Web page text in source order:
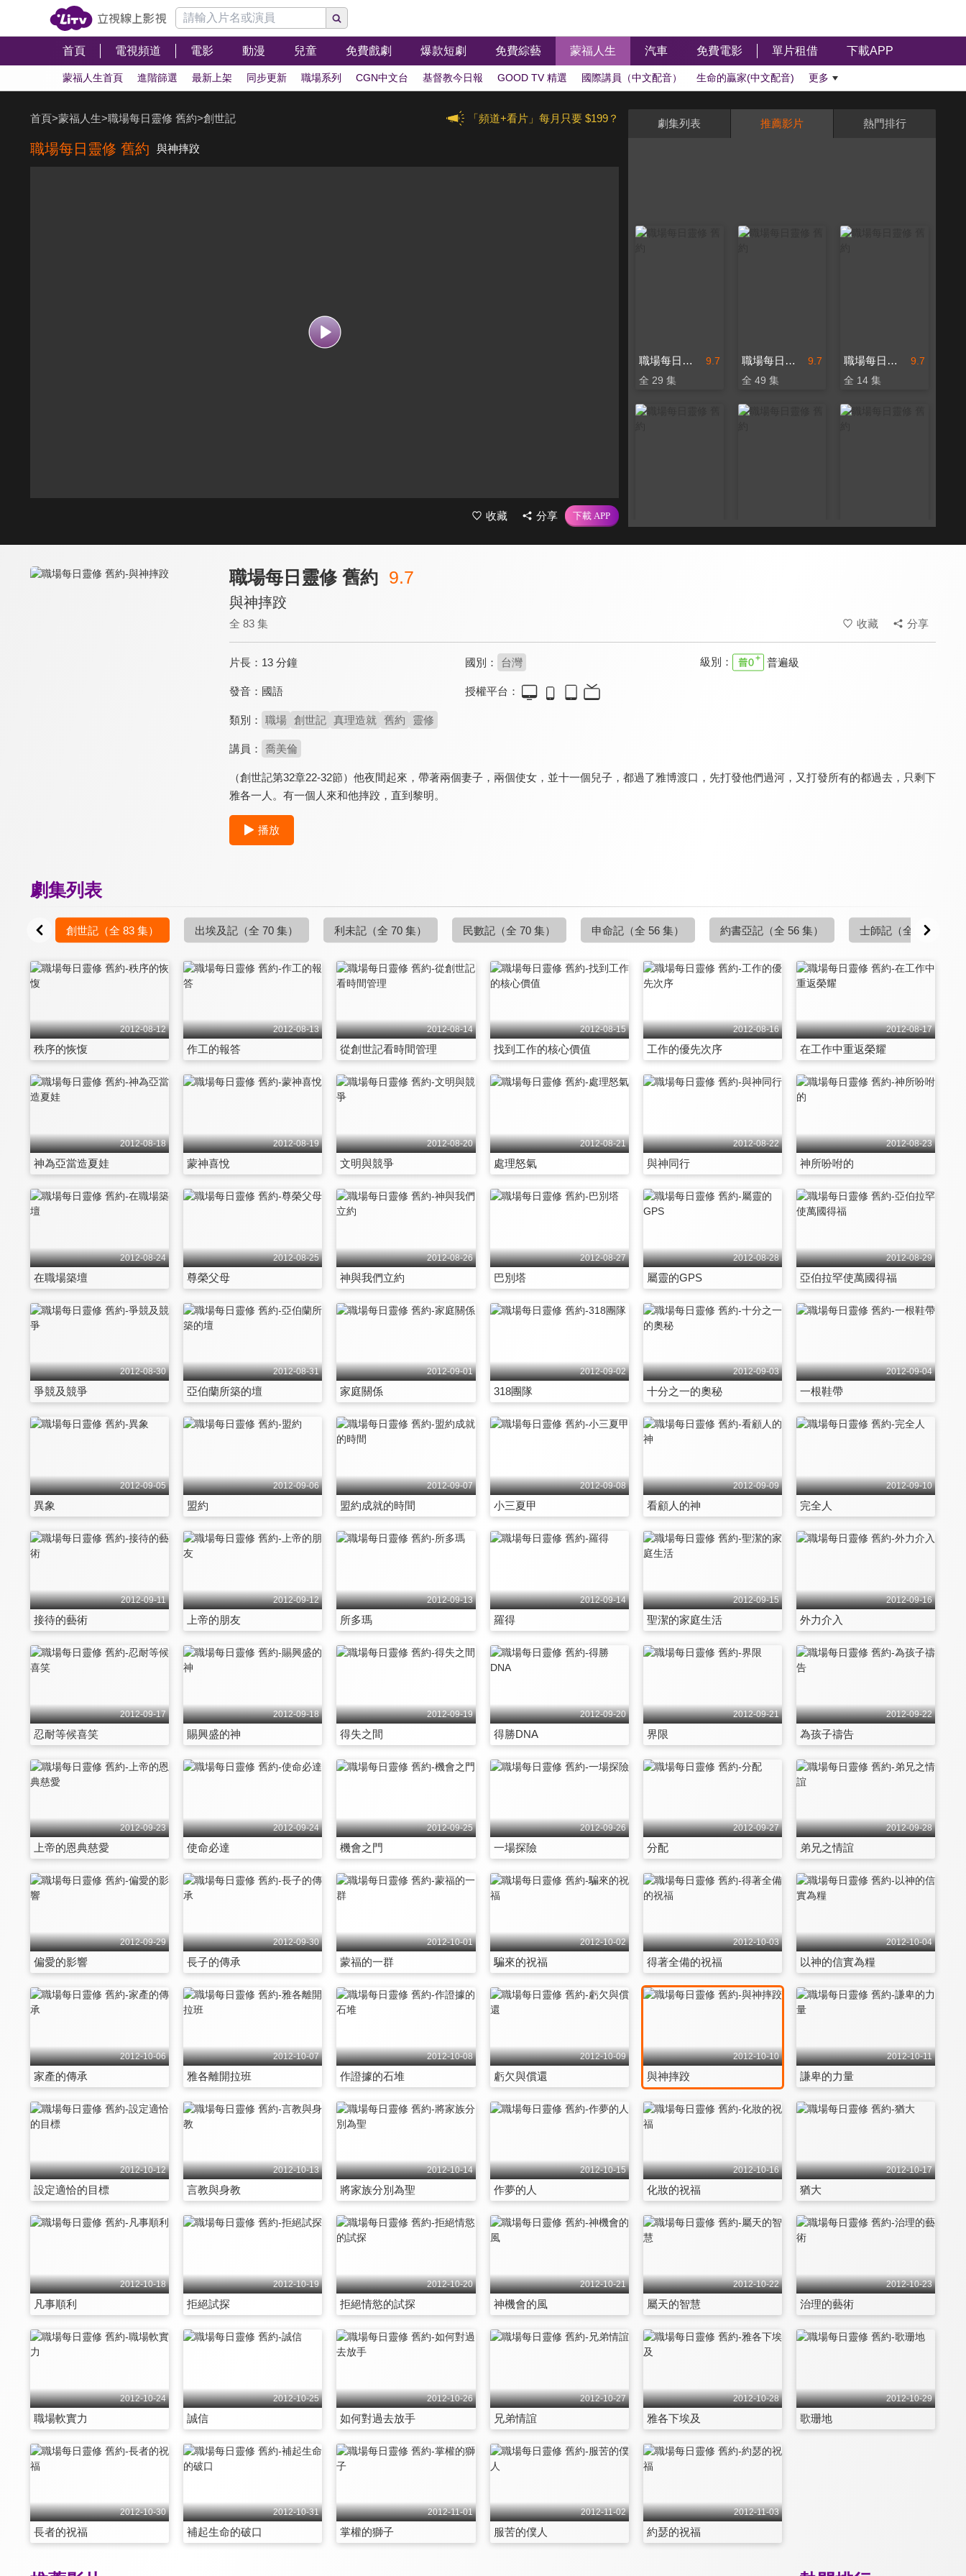
首頁 電視頻道 電影 動漫 兒童 免費戲劇 爆款短劇 免費綜藝 蒙福人生 汽車 免費電影 單片租借 下載APP
蒙福人生首頁 進階篩選 最新上架 同步更新 職場系列 CGN中文台 基督教今日報 GOOD TV 精選 國際講員（中文配音） 生命的贏家(中文配音) 更多
「頻道+看片」每月只要 $199？
首頁>蒙福人生>職場每日靈修 舊約>創世記
職場每日靈修 舊約 與神摔跤
收藏 分享
劇集列表 推薦影片 熱門排行
9.7
職場每日靈修 舊約
全 29 集
9.7
職場每日靈修 舊約
全 49 集
9.7
職場每日靈修 舊約
全 14 集
全 21 集 全 42 集 全 21 集
職場每日靈修 舊約 9.7
與神摔跤
全 83 集 收藏 分享
片長： 13 分鐘 國別： 台灣 級別： 普遍級
發音： 國語 授權平台：
類別： 職場 創世記 真理造就 舊約 靈修
講員： 喬美倫
（創世記第32章22-32節）他夜間起來，帶著兩個妻子，兩個使女，並十一個兒子，都過了雅博渡口，先打發他們過河，又打發所有的都過去，只剩下
雅各一人。有一個人來和他摔跤，直到黎明。
播放
劇集列表
創世記 （全 83 集） 出埃及記 （全 70 集） 利未記 （全 70 集） 民數記 （全 70 集） 申命記 （全 56 集） 約書亞記 （全 56 集） 士師記 （全 38 集）
2012-08-12
秩序的恢愎
2012-08-13
作工的報答
2012-08-14
從創世記看時間管理
2012-08-15
找到工作的核心價值
2012-08-16
工作的優先次序
2012-08-17
在工作中重返榮耀
2012-08-18
神為亞當造夏娃
2012-08-19
蒙神喜悅
2012-08-20
文明與競爭
2012-08-21
處理怒氣
2012-08-22
與神同行
2012-08-23
神所吩咐的
2012-08-24
在職場築壇
2012-08-25
尊榮父母
2012-08-26
神與我們立約
2012-08-27
巴別塔
2012-08-28
屬靈的GPS
2012-08-29
亞伯拉罕使萬國得福
2012-08-30
爭競及競爭
2012-08-31
亞伯蘭所築的壇
2012-09-01
家庭關係
2012-09-02
318團隊
2012-09-03
十分之一的奧秘
2012-09-04
一根鞋帶
2012-09-05
異象
2012-09-06
盟約
2012-09-07
盟約成就的時間
2012-09-08
小三夏甲
2012-09-09
看顧人的神
2012-09-10
完全人
2012-09-11
接待的藝術
2012-09-12
上帝的朋友
2012-09-13
所多瑪
2012-09-14
羅得
2012-09-15
聖潔的家庭生活
2012-09-16
外力介入
2012-09-17
忍耐等候喜笑
2012-09-18
賜興盛的神
2012-09-19
得失之間
2012-09-20
得勝DNA
2012-09-21
界限
2012-09-22
為孩子禱告
2012-09-23
上帝的恩典慈愛
2012-09-24
使命必達
2012-09-25
機會之門
2012-09-26
一場探險
2012-09-27
分配
2012-09-28
弟兄之情誼
2012-09-29
偏愛的影響
2012-09-30
長子的傳承
2012-10-01
蒙福的一群
2012-10-02
騙來的祝福
2012-10-03
得著全備的祝福
2012-10-04
以神的信實為糧
2012-10-06
家產的傳承
2012-10-07
雅各離開拉班
2012-10-08
作證據的石堆
2012-10-09
虧欠與償還
2012-10-10
與神摔跤
2012-10-11
謙卑的力量
2012-10-12
設定適恰的目標
2012-10-13
言教與身教
2012-10-14
將家族分別為聖
2012-10-15
作夢的人
2012-10-16
化妝的祝福
2012-10-17
猶大
2012-10-18
凡事順利
2012-10-19
拒絕試探
2012-10-20
拒絕情慾的試探
2012-10-21
神機會的風
2012-10-22
屬天的智慧
2012-10-23
治理的藝術
2012-10-24
職場軟實力
2012-10-25
誠信
2012-10-26
如何對過去放手
2012-10-27
兄弟情誼
2012-10-28
雅各下埃及
2012-10-29
歌珊地
2012-10-30
長者的祝福
2012-10-31
補起生命的破口
2012-11-01
掌權的獅子
2012-11-02
服苦的僕人
2012-11-03
約瑟的祝福